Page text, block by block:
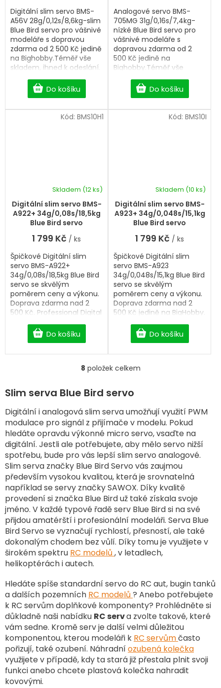
Do košíku
Digitální slim servo BMS-
A56V 28g/0,12s/8,6kg-slim
Blue Bird servo pro vášnivé
modeláře s dopravou
zdarma od 2 500 Kč jedině
na Bighobby.Téměř vše
skladem, ihned k odeslání.
Do košíku
Analogové servo BMS-
705MG 31g/0,16s/7,4kg-
nízké Blue Bird servo pro
vášnivé modeláře s
dopravou zdarma od 2
500 Kč jedině na
Bighobby.Téměř vše
Professional Analog servo.
Digitální slim servo BMS-
A922+ 34g/0,08s/18,5kg
Blue Bird servo
Skladem (12 ks)
1 799 Kč / ks
Do košíku
Špičkové Digitální slim
servo BMS-A922+
34g/0,08s/18,5kg Blue Bird
servo se skvělým
poměrem ceny a výkonu.
Doprava zdarma nad 2
500 Kč. Professional Digital
servo.
Kód: BMS10H1
Digitální slim servo BMS-
A923+ 34g/0,048s/15,1kg
Blue Bird servo
Skladem (10 ks)
1 799 Kč / ks
Do košíku
Špičkové Digitální slim
servo BMS-A923
34g/0,048s/15,1kg Blue Bird
servo se skvělým
poměrem ceny a výkonu.
Doprava zdarma nad 2
500 Kč jedině na BigHobby.
Professional Analog HV
Kód: BMS10I
O
l
d
a
c
í
p
r
v
k
y
v
ý
p
i
s
u
8 položek celkem
Slim serva Blue Bird servo
Digitální i analogová slim serva umožňují využití PWM
modulace pro signál z přijímače v modelu. Pokud
hledáte opravdu výkonné micro servo, vsaďte na
digitální. Jestli ale potřebujete, aby mělo servo nižší
spotřebu, bude pro vás lepší slim servo analogové.
Slim serva značky Blue Bird Servo vás zaujmou
především vysokou kvalitou, která je srovnatelná
například se servy značky SAWOX. Díky kvalitě
provedení si značka Blue Bird už také získala svoje
jméno. V každé typové řadě serv Blue Bird si na své
přijdou amatérští i profesionální modeláři. Serva Blue
Bird Servo se vyznačují rychlostí, přesností, ale také
dokonalým chodem bez vůlí. Díky tomu je využijete v
širokém spektru RC modelů , v letadlech,
helikoptérách i autech.
Hledáte spíše standardní servo do RC aut, bugin tanků
a dalších pozemních RC modelů ? Anebo potřebujete
k RC servům doplňkové komponenty? Prohlédněte si
důkladně naši nabídku RC serva zvolte takové, které
vám sedne. Kromě serv je další velmi důležitou
komponentou, kterou modeláři k RC servůmčasto
pořizují, také ozubení. Náhradníozubená kolečka
využijete v případě, kdy ta stará již přestala plnit svoji
funkci anebo chcete plastová kolečka nahradit
kovovými.